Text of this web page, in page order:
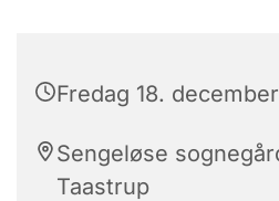
Fredag 18.
Sengeløse
Taastrup